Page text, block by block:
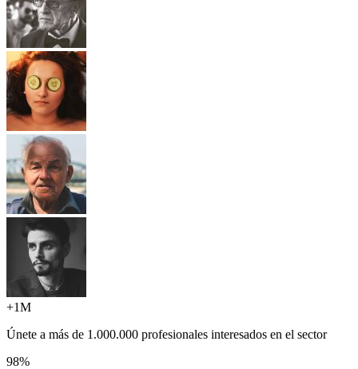
+1M
Únete a más de 1.000.000 profesionales interesados en el sector
98%